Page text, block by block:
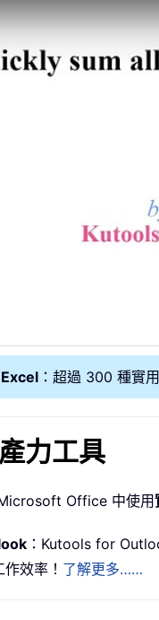
：超過 300 種實
力工具
Office 中使用
：Kutools for
效率！ 了解更多……